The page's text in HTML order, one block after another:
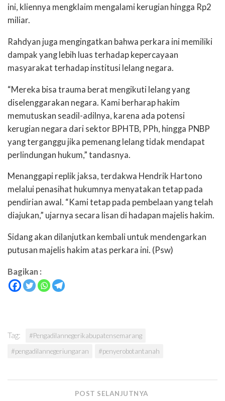
ini, kliennya mengklaim mengalami kerugian hingga Rp2
miliar.
Rahdyan juga mengingatkan bahwa perkara ini memiliki
dampak yang lebih luas terhadap kepercayaan
masyarakat terhadap institusi lelang negara.
“Mereka bisa trauma berat mengikuti lelang yang
diselenggarakan negara. Kami berharap hakim
memutuskan seadil-adilnya, karena ada potensi
kerugian negara dari sektor BPHTB, PPh, hingga PNBP
yang terganggu jika pemenang lelang tidak mendapat
perlindungan hukum,” tandasnya.
Menanggapi replik jaksa, terdakwa Hendrik Hartono
melalui penasihat hukumnya menyatakan tetap pada
pendirian awal. “Kami tetap pada pembelaan yang telah
diajukan,” ujarnya secara lisan di hadapan majelis hakim.
Sidang akan dilanjutkan kembali untuk mendengarkan
putusan majelis hakim atas perkara ini. (Psw)
Bagikan :
Tag:
#Pengadilannegerikabupatensemarang
#pengadilannegeriungaran
#penyerobotantanah
POST SELANJUTNYA